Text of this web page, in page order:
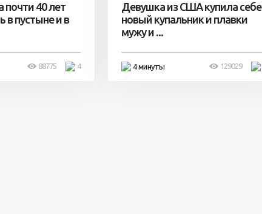
почти 40 лет
в пустыне и в
4
88775
Девушка из США купила себе
новый купальник и плавки
мужу и ...
4 минуты 129029